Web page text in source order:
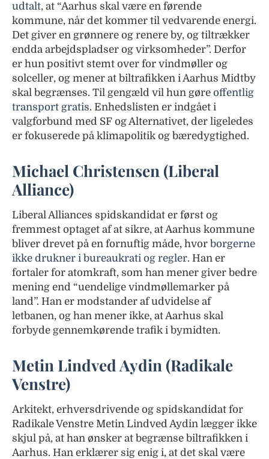
udtalt, at “Aarhus skal være en førende
kommune, når det kommer til vedvarende energi.
Det giver en grønnere og renere by, og tiltrækker
endda arbejdspladser og virksomheder”. Derfor
er hun positivt stemt over for vindmøller og
solceller, og mener at biltrafikken i Aarhus Midtby
skal begrænses. Til gengæld vil hun gøre offentlig
transport gratis. Enhedslisten er indgået i
valgforbund med SF og Alternativet, der ligeledes
er fokuserede på klimapolitik og bæredygtighed.
Michael Christensen (Liberal
Alliance)
Liberal Alliances spidskandidat er først og
fremmest optaget af at sikre, at Aarhus kommune
bliver drevet på en fornuftig måde, hvor borgerne
ikke drukner i bureaukrati og regler. Han er
fortaler for atomkraft, som han mener giver bedre
mening end “uendelige vindmøllemarker på
land”. Han er modstander af udvidelse af
letbanen, og han mener ikke, at Aarhus skal
forbyde gennemkørende trafik i bymidten.
Metin Lindved Aydin (Radikale
Venstre)
Arkitekt, erhversdrivende og spidskandidat for
Radikale Venstre Metin Lindved Aydin lægger ikke
skjul på, at han ønsker at begrænse biltrafikken i
Aarhus. Han erklærer sig enig i, at det skal være